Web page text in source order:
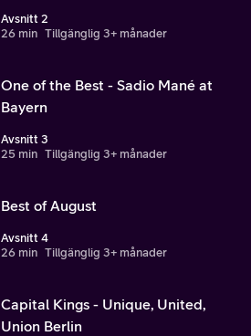
Avsnitt 2
26 min Tillgänglig 3+ månader
One of the Best - Sadio Mané at
Bayern
Avsnitt 3
25 min Tillgänglig 3+ månader
Best of August
Avsnitt 4
26 min Tillgänglig 3+ månader
Capital Kings - Unique, United,
Union Berlin